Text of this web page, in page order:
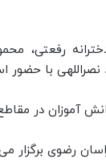
رفعتی،
با حضور
رضوی برگزار